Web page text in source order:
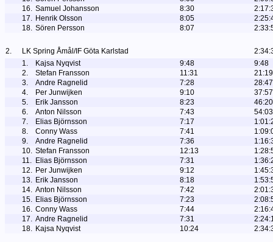
16. Samuel Johansson 8:30
17. Henrik Olsson 8:05
18. Sören Persson 8:07
2. LK Spring Åmål/IF Göta Karlstad
1.
Kajsa Nyqvist 9:48
9:48
2.
Stefan Fransson 11:31
21:19
3.
Andre Ragnelid 7:28
28:47
4.
Per Junwijken 9:10
37:57
5.
Erik Jansson 8:23
46:20
6.
Anton Nilsson 7:43
54:03
7.
Elias Björnsson 7:17
8.
Conny Wass 7:41
9.
Andre Ragnelid 7:36
10. Stefan Fransson 12:13
11. Elias Björnsson 7:31
12. Per Junwijken 9:12
13. Erik Jansson 8:18
14. Anton Nilsson 7:42
15. Elias Björnsson 7:23
16. Conny Wass 7:44
17. Andre Ragnelid 7:31
18. Kajsa Nyqvist 10:24